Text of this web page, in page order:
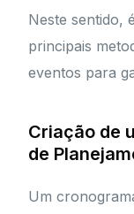
Neste sentido,
principais
eventos para
Criação de
de
Um